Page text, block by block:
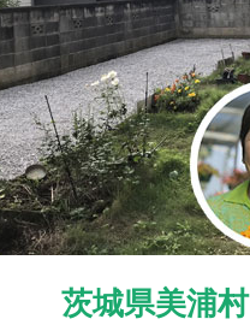
茨城県美浦村